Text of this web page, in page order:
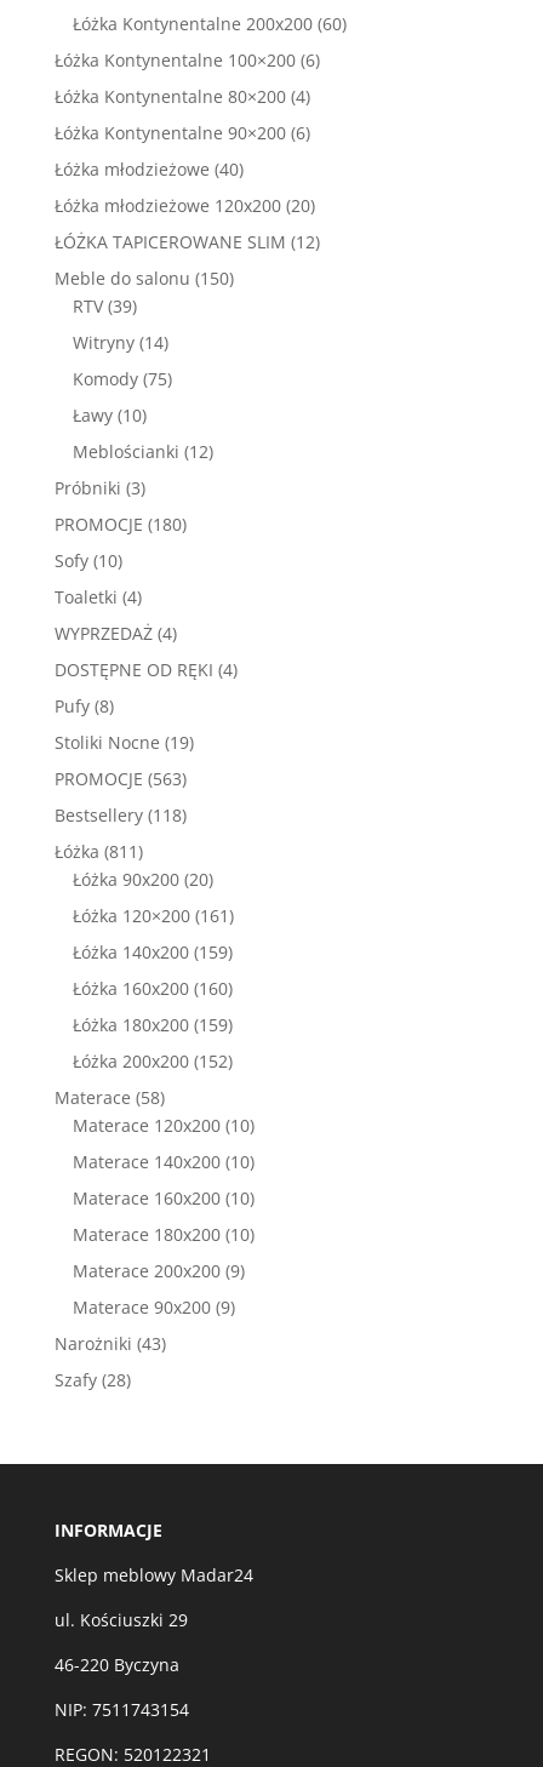
produktów
Łóżka Kontynentalne 200x200 6060
Łóżka Kontynentalne 100×200 66
Łóżka Kontynentalne 80×200 44
produkty
Łóżka Kontynentalne 90×200 66
Łóżka młodzieżowe 4040
produktów
Łóżka młodzieżowe 120x200 2020
produktów
ŁÓŻKA TAPICEROWANE SLIM 1212
Meble do salonu 150150
RTV 3939
produktów
Witryny 1414
produktów
Komody 7575
Ławy 1010
produktów
Meblościanki 1212
Próbniki 33
produkty
PROMOCJE 180180
Sofy 1010
produktów
Toaletki 44
produkty
WYPRZEDAŻ 44
produkty
DOSTĘPNE OD RĘKI 44
Pufy 88
produktów
Stoliki Nocne 1919
PROMOCJE 563563
produkty
Bestsellery 118118
Łóżka 811811
produktów
Łóżka 90x200 2020
produktów
Łóżka 120×200 161161
produktów
Łóżka 140x200 159159
produktów
Łóżka 160x200 160160
produktów
Łóżka 180x200 159159
produktów
Łóżka 200x200 152152
Materace 5858
produktów
Materace 120x200 1010
produktów
Materace 140x200 1010
produktów
Materace 160x200 1010
produktów
Materace 180x200 1010
Materace 200x200 99
Materace 90x200 99
Narożniki 4343
Szafy 2828
INFORMACJE
Sklep meblowy Madar24
ul. Kościuszki 29
46-220 Byczyna
NIP: 7511743154
REGON: 520122321